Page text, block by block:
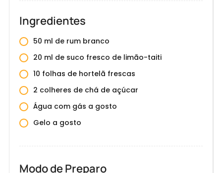
n
Ingredientes
50 ml de rum branco
20 ml de suco fresco de limão-taiti
10 folhas de hortelã frescas
2 colheres de chá de açúcar
Água com gás a gosto
Gelo a gosto
Modo de Preparo